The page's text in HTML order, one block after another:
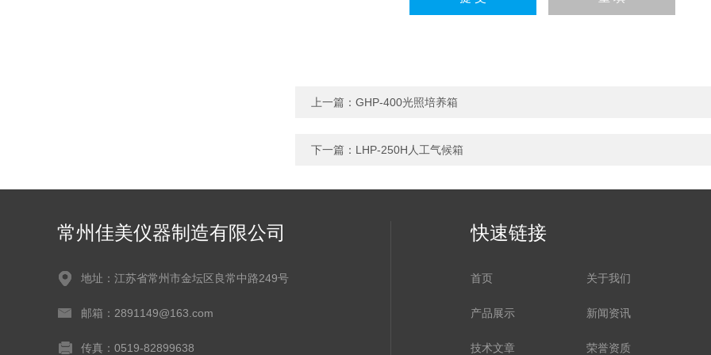
上一篇： GHP-400光照培养箱
下一篇： LHP-250H人工气候箱
常州佳美仪器制造有限公司
地址：江苏省常州市金坛区良常中路249号
邮箱：2891149@163.com
传真：0519-82899638
快速链接
首页 关于我们
产品展示 新闻资讯
技术文章 荣誉资质